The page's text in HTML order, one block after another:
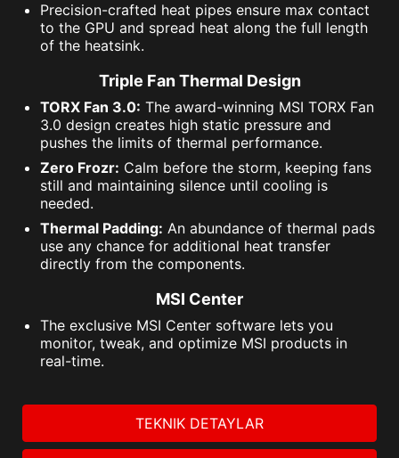
Precision-crafted heat pipes ensure max contact
to the GPU and spread heat along the full length
of the heatsink.
Triple Fan Thermal Design
TORX Fan 3.0: The award-winning MSI TORX Fan
3.0 design creates high static pressure and
pushes the limits of thermal performance.
Zero Frozr: Calm before the storm, keeping fans
still and maintaining silence until cooling is
needed.
Thermal Padding: An abundance of thermal pads
use any chance for additional heat transfer
directly from the components.
MSI Center
The exclusive MSI Center software lets you
monitor, tweak, and optimize MSI products in
real-time.
TEKNIK DETAYLAR